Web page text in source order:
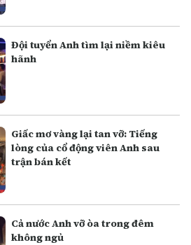
Đội tuyển Anh tìm lại niềm kiêu
hãnh
Giấc mơ vàng lại tan vỡ: Tiếng
lòng của cổ động viên Anh sau
trận bán kết
Cả nước Anh vỡ òa trong đêm
không ngủ